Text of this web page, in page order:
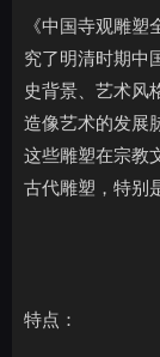
《中国寺观雕
究了明清时期中
史背景、艺术风
造像艺术的发展
这些雕塑在宗教
古代雕塑，特别
特点：